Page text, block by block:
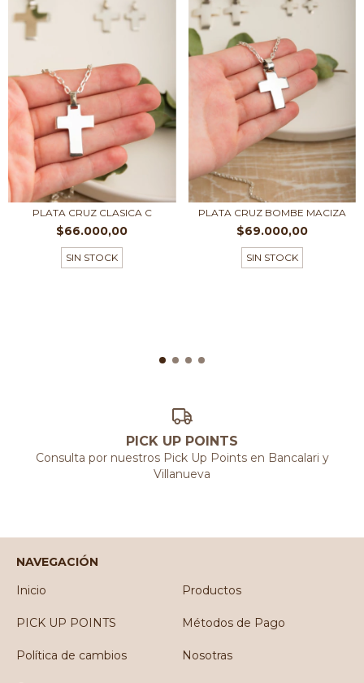
PLATA CRUZ CLASICA C
$66.000,00
SIN STOCK
PLATA CRUZ BOMBE MACIZA
$69.000,00
SIN STOCK
PICK UP POINTS
Consulta por nuestros Pick Up Points en Bancalari y
Villanueva
NAVEGACIÓN
Inicio
Productos
PICK UP POINTS Métodos de Pago
Política de cambios Nosotras